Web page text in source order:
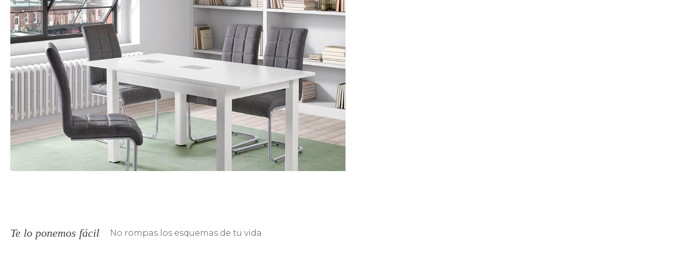
Te lo ponemos fácil No rompas los esquemas de tu vida